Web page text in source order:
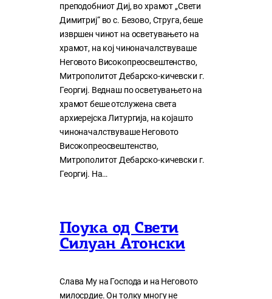
преподобниот Диј, во храмот „Свети
Димитриј“ во с. Безово, Струга, беше
извршен чинот на осветувањето на
храмот, на кој чиноначалствуваше
Неговото Високопреосвештенство,
Митрополитот Дебарско-кичевски г.
Георгиј. Веднаш по осветувањето на
храмот беше отслужена света
архиерејска Литургија, на којашто
чиноначалствуваше Неговото
Високопреосвештенство,
Митрополитот Дебарско-кичевски г.
Георгиј. На…
Поука од Свети
Силуан Атонски
Слава Му на Господа и на Неговото
милосрдие. Он толку многу нe